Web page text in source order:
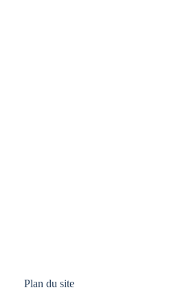
Plan du site